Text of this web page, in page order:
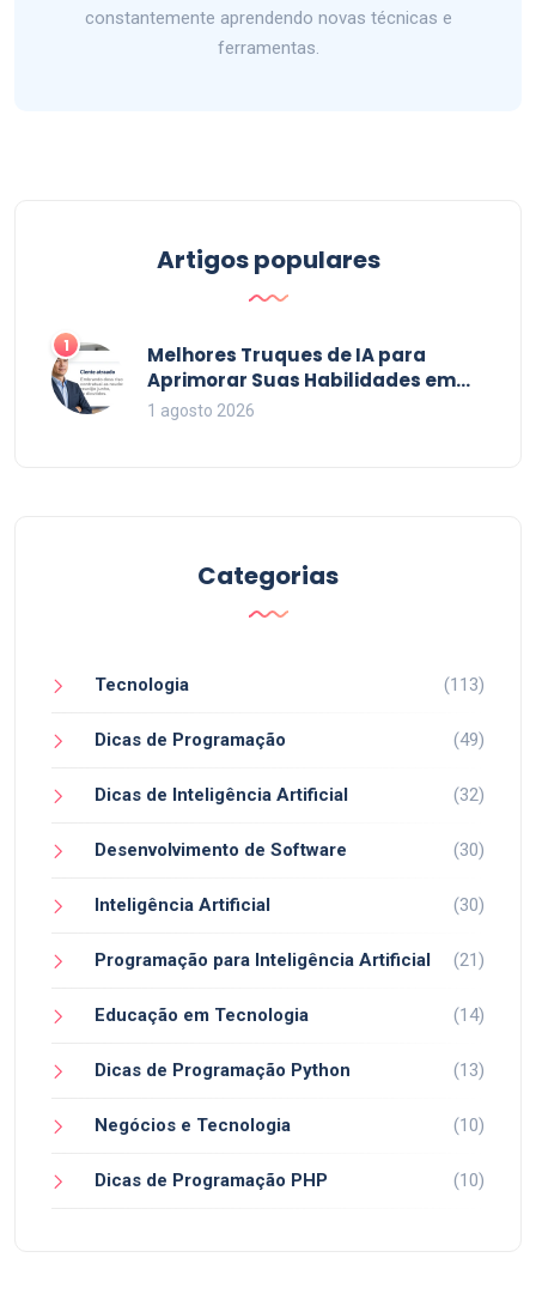
constantemente aprendendo novas técnicas e
ferramentas.
Artigos populares
1
Melhores Truques de IA para
Aprimorar Suas Habilidades em
2026
1 agosto 2026
Categorias
Tecnologia (113)
Dicas de Programação (49)
Dicas de Inteligência Artificial (32)
Desenvolvimento de Software (30)
Inteligência Artificial (30)
Programação para Inteligência Artificial (21)
Educação em Tecnologia (14)
Dicas de Programação Python (13)
Negócios e Tecnologia (10)
Dicas de Programação PHP (10)